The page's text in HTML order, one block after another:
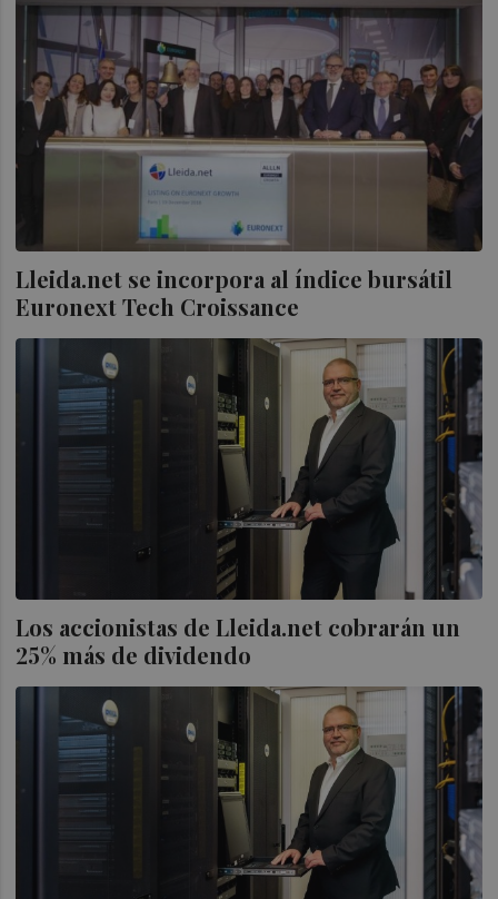
Lleida.net se incorpora al índice bursátil
Euronext Tech Croissance
Los accionistas de Lleida.net cobrarán un
25% más de dividendo